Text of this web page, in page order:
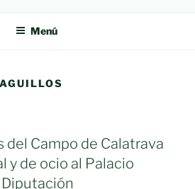
Menú
del Campo de Calatrava
y de ocio al Palacio